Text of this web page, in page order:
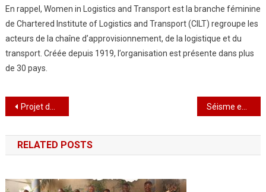
En rappel, Women in Logistics and Transport est la branche féminine
de Chartered Institute of Logistics and Transport (CILT) regroupe les
acteurs de la chaîne d’approvisionnement, de la logistique et du
transport. Créée depuis 1919, l’organisation est présente dans plus
de 30 pays.
Navigation
de
l’article
Projet des Filets sociaux de Base (FSB):Projecteur de l’INSEED sur 45 quartiers pauvres du Grand Lomé
RELATED POSTS